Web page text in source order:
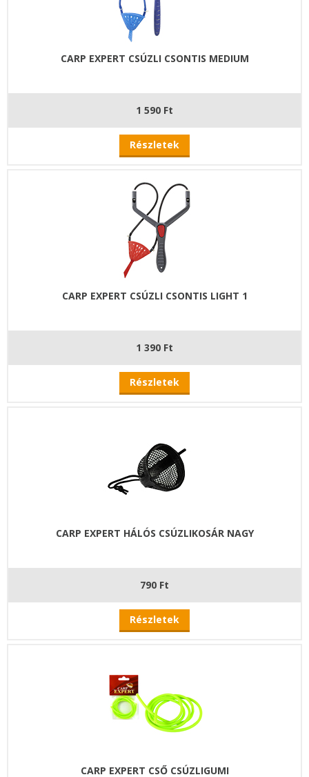
CARP EXPERT CSÚZLI CSONTIS MEDIUM
1 590 Ft
Részletek
CARP EXPERT CSÚZLI CSONTIS LIGHT 1
1 390 Ft
Részletek
CARP EXPERT HÁLÓS CSÚZLIKOSÁR NAGY
790 Ft
Részletek
CARP EXPERT CSŐ CSÚZLIGUMI